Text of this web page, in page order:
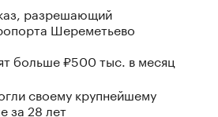
разрешающий
Шереметьево
больше ₽500 тыс. в месяц
своему крупнейшему
за 28 лет